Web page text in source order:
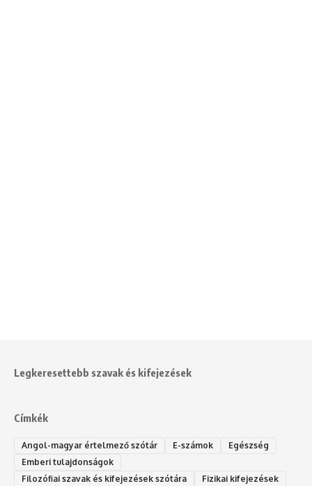
Legkeresettebb szavak és kifejezések
Címkék
Angol-magyar értelmező szótár E-számok
Egészség
Emberi tulajdonságok
Filozófiai szavak és kifejezések szótára
Fizikai kifejezések